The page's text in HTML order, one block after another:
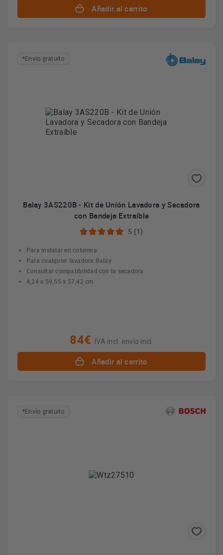
Añadir al carrito
*Envío gratuito
Balay 3AS220B - Kit de Unión Lavadora y Secadora
con Bandeja Extraíble
5 (1)
Para instalar en columna
Para cualquier lavadora Balay
Consultar compatibilidad con la secadora
4,24 x 59,55 x 57,42 cm
84€ IVA incl. envío incl.
Añadir al carrito
*Envío gratuito